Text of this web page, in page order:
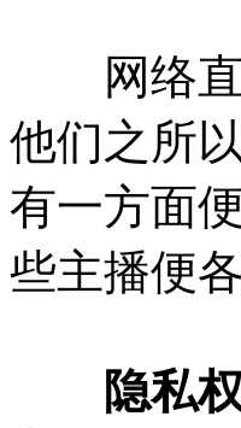
网络直
他们之所
有一方面
些主播便
隐私